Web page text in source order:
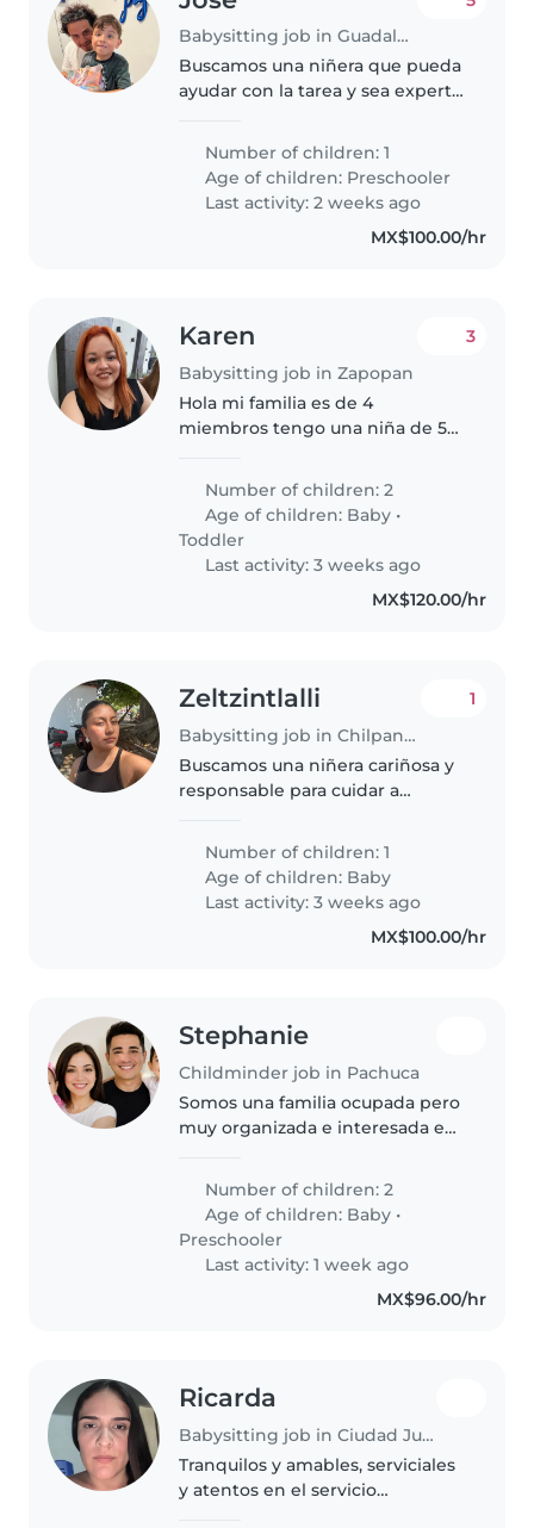
Babysitting job in Guadalajara
Buscamos una niñera que pueda
ayudar con la tarea y sea experta
autismo y TDAH. Tenemos un
niño de 4 años, lleno de energía
y muy curioso. Si tienes
Number of children: 1
Age of children: Preschooler
Last activity: 2 weeks ago
MX$100.00/hr
Karen
Babysitting job in Zapopan
3
Hola mi familia es de 4
miembros tengo una niña de 5
tenemos un negocio propio ,
generalmente estamos en casa ,
ocupo niñera para cuando
tenemos un compromiso...
Number of children: 2
Age of children: Baby •
Toddler
Last activity: 3 weeks ago
MX$120.00/hr
Zeltzintlalli
Babysitting job in Chilpancingo
1
Buscamos una niñera cariñosa y
responsable para cuidar a
Debe sentirse cómoda
preparando comidas y ayudando
con tareas del hogar.
¡Contáctenos para concertar..
Number of children: 1
Age of children: Baby
Last activity: 3 weeks ago
MX$100.00/hr
Stephanie
Childminder job in Pachuca
Somos una familia ocupada pero
muy organizada e interesada en
persona que nos apoye
Number of children: 2
Age of children: Baby •
Preschooler
Last activity: 1 week ago
MX$96.00/hr
Ricarda
Babysitting job in Ciudad Juárez
Tranquilos y amables, serviciales
y atentos en el servicio